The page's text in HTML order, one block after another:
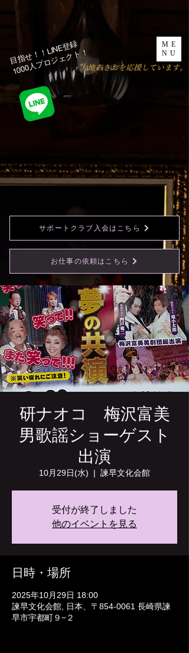
ME
NU
​大地あきおを応援しています。
目指せ！！LINE登録
1000人プロジェクト！​
お仕事の依頼はこちら
サポートクラブ入会はこちら
研ナオコ 梅沢富美
男歌謡ショーゲスト
出演
10月29日(水)
  |
諫早文化会館
受付が終了しました
他のイベントを見る
日時・場所
2025年10月29日 18:00
諫早文化会館, 日本、〒854-0061 長崎県諫
早市宇都町９−２